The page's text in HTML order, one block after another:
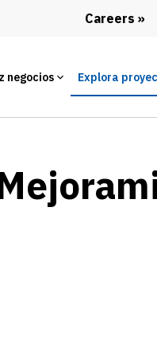
Careers
negocios Explora